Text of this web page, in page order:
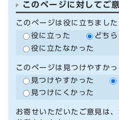
このページに対してご
このページは役に立ちました
役に立った
どち
役に立たなかった
このページは見つけやすかっ
見つけやすかった
見つけにくかった
お寄せいただいたご意見は